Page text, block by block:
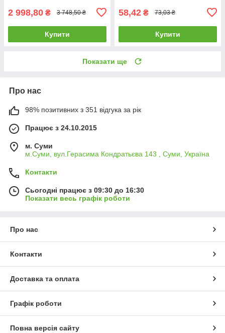
2 998,80 ₴ 3 748,50 ₴
Купити
58,42 ₴ 73,03 ₴
Купити
Показати ще
Про нас
98% позитивних з 351 відгука за рік
Працює з 24.10.2015
м. Суми
м.Суми, вул.Герасима Кондратьєва 143 , Суми, Україна
Контакти
Сьогодні працює з 09:30 до 16:30
Показати весь графік роботи
Про нас
Контакти
Доставка та оплата
Графік роботи
Повна версія сайту